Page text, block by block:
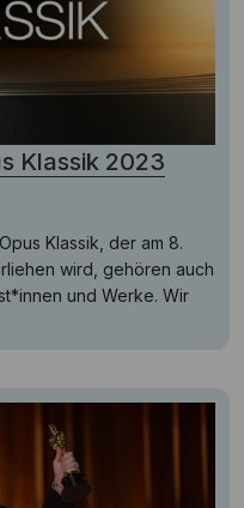
Klassik 2023
Klassik, der am 8.
wird, gehören auch
und Werke. Wir